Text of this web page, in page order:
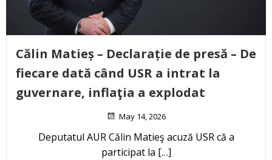
Călin Matieș – Declarație de presă – De
fiecare dată când USR a intrat la
guvernare, inflaţia a explodat
May 14, 2026
Deputatul AUR Călin Matieş acuză USR că a
participat la […]